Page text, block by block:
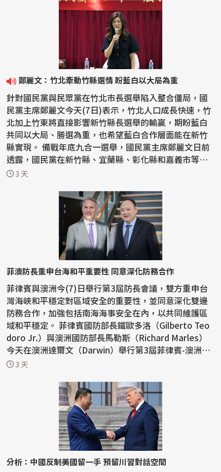
鄭麗文：竹北牽動竹縣選情 盼藍白以大局為重
針對國民黨與民眾黨在竹北市長選舉陷入整合僵局，國
民黨主席鄭麗文今天(7日)表示，竹北人口成長快速，竹
北加上竹東將直接影響新竹縣長選舉的輸贏，期盼藍白
共同以大局、勝選為重，也希望藍白合作層面能在新竹
縣實現。 備戰年底九合一選舉，國民黨主席鄭麗文日前
透露，國民黨在新竹縣、宜蘭縣、彰化縣和嘉義市等縣
市長...
3 天
菲澳防長重申台海和平重要性 同意深化防務合作
菲律賓與澳洲今(7)日舉行第3屆防長會議，雙方重申台
灣海峽和平穩定對區域安全的重要性，並同意深化雙邊
防務合作，加強包括南海海事安全在內，以共同維護區
域和平穩定。 菲律賓國防部長鐵歐多洛（Gilberto Teo
doro Jr.）與澳洲國防部長馬勒斯（Richard Marles）
今天在澳洲達爾文（Darwin）舉行第3屆菲律賓-澳洲國
防部長...
3 天
分析：中國反制美國留一手 預留川習對話空間